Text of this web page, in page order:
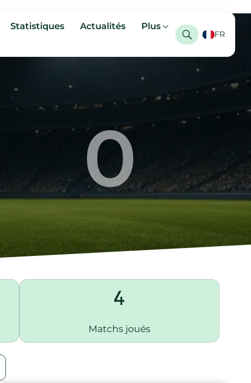
Statistiques Actualités Plus
FR
0
4
Matchs joués